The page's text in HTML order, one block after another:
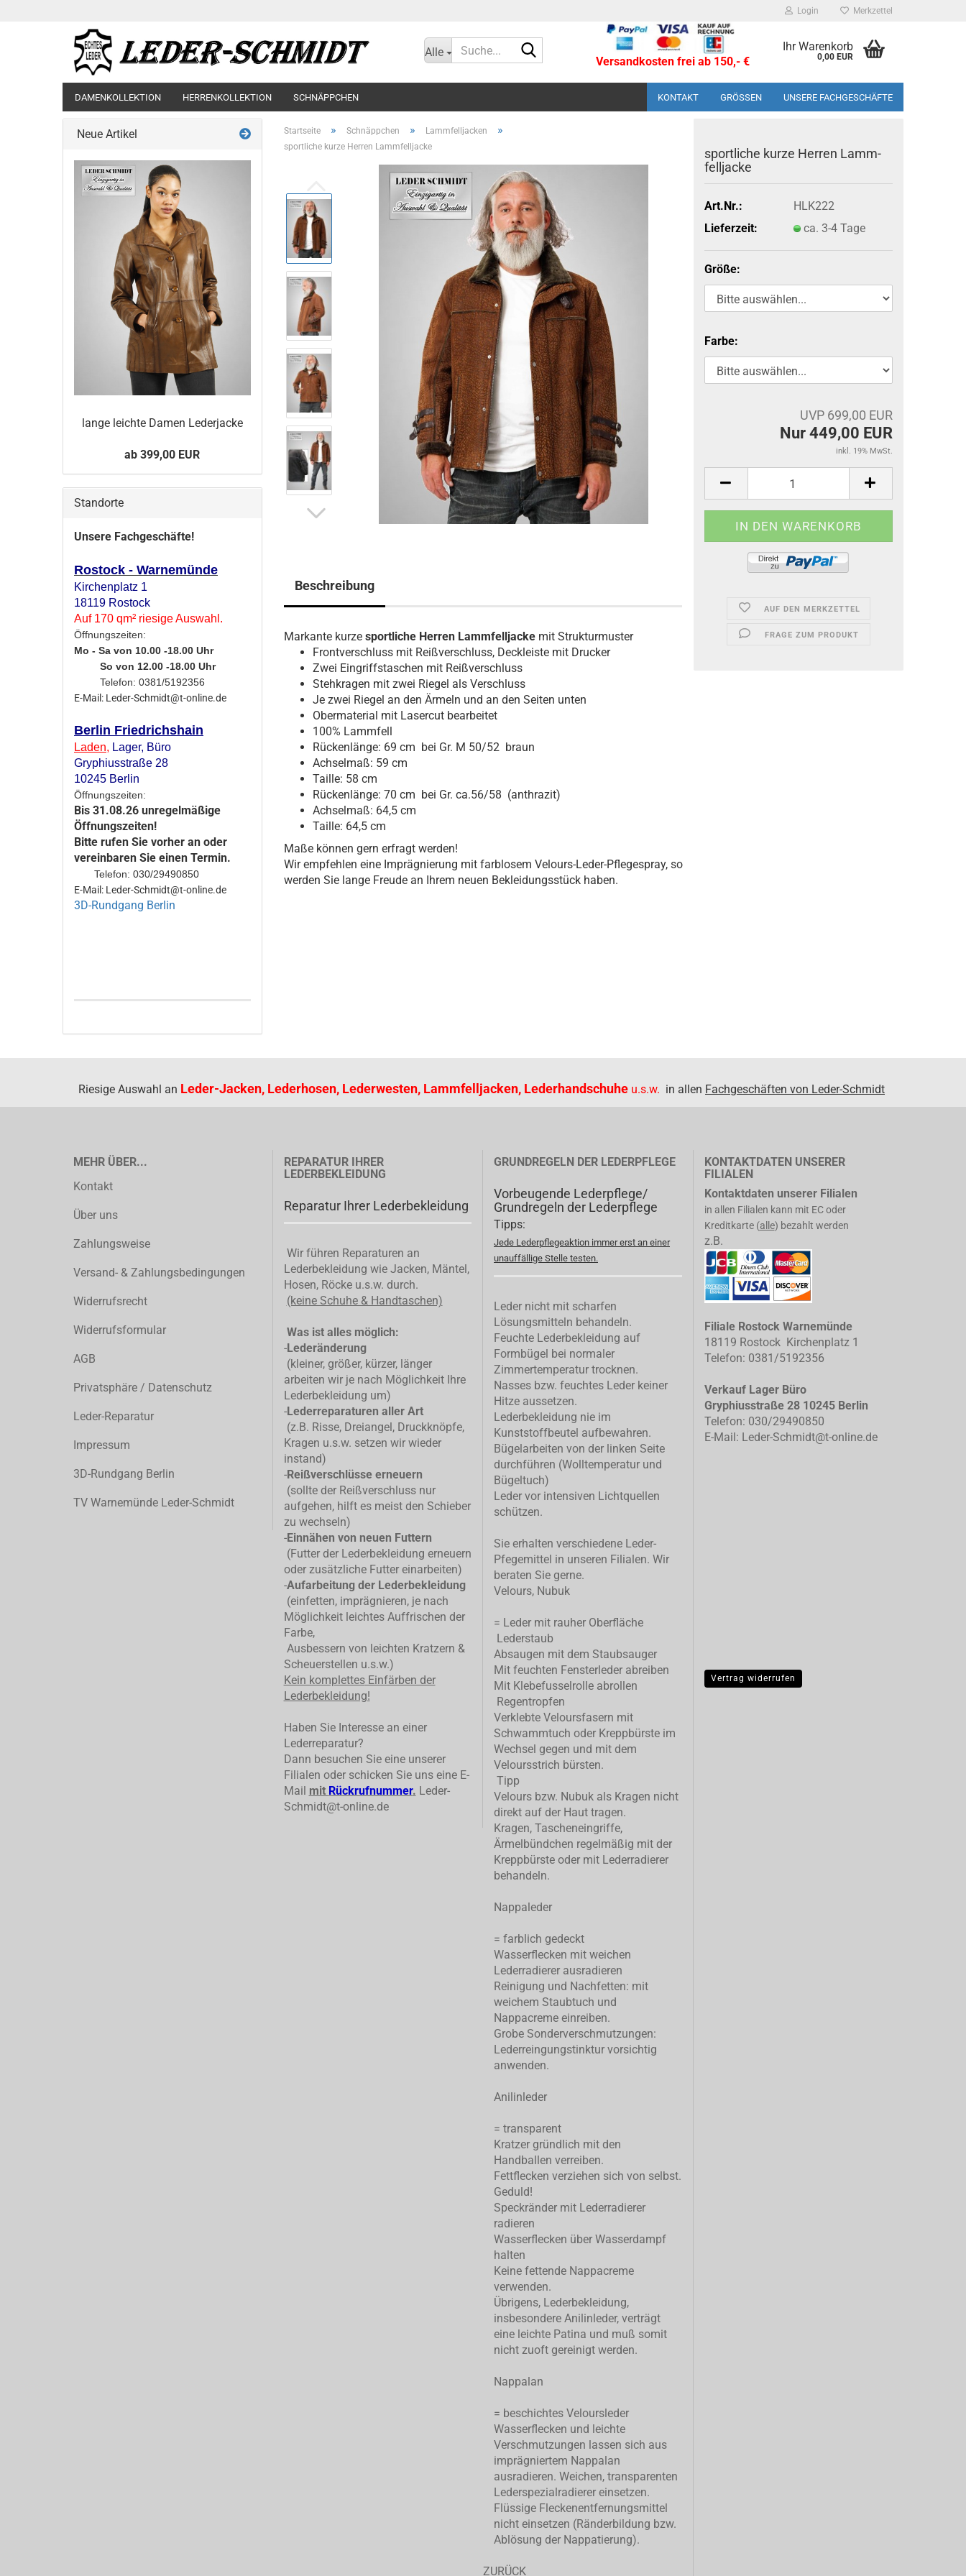
Login Merkzettel
Alle
Versandkosten frei ab 150,- €
Ihr Warenkorb
0,00 EUR
DAMENKOLLEKTION HERRENKOLLEKTION SCHNÄPPCHEN KONTAKT GRÖSSEN UNSERE FACHGESCHÄFTE
Startseite » Schnäppchen » Lammfelljacken »
sportliche kurze Herren Lammfelljacke
sport­li­che kurze Her­ren Lamm­
fell­ja­cke
Art.Nr.:
HLK222
Lieferzeit:
ca. 3-4 Tage
Größe:
Farbe:
UVP 699,00 EUR
Nur 449,00 EUR
inkl. 19% MwSt.
AUF DEN MERKZETTEL
FRAGE ZUM PRODUKT
Beschreibung
Markante kurze sportliche Herren Lammfelljackemit Strukturmuster
Frontverschluss mit Reißverschluss, Deckleiste mit Drucker
Zwei Eingriffstaschen mit Reißverschluss
Stehkragen mit zwei Riegel als Verschluss
Je zwei Riegel an den Ärmeln und an den Seiten unten
Obermaterial mit Lasercut bearbeitet
100% Lammfell
Rückenlänge: 69 cm bei Gr. M 50/52 braun
Achselmaß: 59 cm
Taille: 58 cm
Rückenlänge: 70 cm bei Gr. ca.56/58 (anthrazit)
Achselmaß: 64,5 cm
Taille: 64,5 cm
Maße können gern erfragt werden!
Wir empfehlen eine Imprägnierung mit farblosem Velours-Leder-Pflegespray, so
werden Sie lange Freude an Ihrem neuen Bekleidungsstück haben.
Neue Artikel
lange leich­te Damen Le­der­ja­cke
ab 399,00 EUR
Standorte
Unsere Fachgeschäfte!
Rostock - Warnemünde
Kirchenplatz 1
18119 Rostock
Auf 170 qm² riesige Auswahl.
Öffnungszeiten:
Mo - Sa von 10.00 -18.00 Uhr
So von 12.00 -18.00 Uhr
Telefon: 0381/5192356
E-Mail: Leder-Schmidt@t-online.de
Berlin Friedrichshain
Laden, Lager, Büro
Gryphiusstraße 28
10245 Berlin
Öffnungszeiten:
Bis 31.08.26 unregelmäßige
Öffnungszeiten!
Bitte rufen Sie vorher an oder
vereinbaren Sie einen Termin.
Telefon: 030/29490850
E-Mail: Leder-Schmidt@t-online.de
3D-Rundgang Berlin
Riesige Auswahl an Leder-Jacken, Lederhosen, Lederwesten, Lammfelljacken, Lederhandschuhe u.s.w. in allen Fachgeschäften von Leder-Schmidt
MEHR ÜBER...
Kontakt
Über uns
Zahlungsweise
Versand- & Zahlungsbedingungen
Widerrufsrecht
Widerrufsformular
AGB
Privatsphäre / Datenschutz
Leder-Reparatur
Impressum
3D-Rundgang Berlin
TV Warnemünde Leder-Schmidt
REPARATUR IHRER
LEDERBEKLEIDUNG
Reparatur Ihrer Lederbekleidung
Wir führen Reparaturen an
Lederbekleidung wie Jacken, Mäntel,
Hosen, Röcke u.s.w. durch.
(keine Schuhe & Handtaschen)
Was ist alles möglich:
-Lederänderung
(kleiner, größer, kürzer, länger
arbeiten wir je nach Möglichkeit Ihre
Lederbekleidung um)
-Lederreparaturen aller Art
(z.B. Risse, Dreiangel, Druckknöpfe,
Kragen u.s.w. setzen wir wieder
instand)
-Reißverschlüsse erneuern
(sollte der Reißverschluss nur
aufgehen, hilft es meist den Schieber
zu wechseln)
-Einnähen von neuen Futtern
(Futter der Lederbekleidung erneuern
oder zusätzliche Futter einarbeiten)
-Aufarbeitung der Lederbekleidung
(einfetten, imprägnieren, je nach
Möglichkeit leichtes Auffrischen der
Farbe,
Ausbessern von leichten Kratzern &
Scheuerstellen u.s.w.)
Kein komplettesEinfärben der
Lederbekleidung!
Haben Sie Interesse an einer
Lederreparatur?
Dann besuchen Sie eine unserer
Filialen oder schicken Sie uns eine E-
Mail mit Rückrufnummer. Leder-
Schmidt@t-online.de
GRUNDREGELN DER LEDERPFLEGE
Vorbeugende Lederpflege/
Grundregeln der Lederpflege
Tipps:
Jede Lederpflegeaktion immer erst an einer
unauffällige Stelle testen.
Leder nicht mit scharfen
Lösungsmitteln behandeln.
Feuchte Lederbekleidung auf
Formbügel bei normaler
Zimmertemperatur trocknen.
Nasses bzw. feuchtes Leder keiner
Hitze aussetzen.
Lederbekleidung nie im
Kunststoffbeutel aufbewahren.
Bügelarbeiten von der linken Seite
durchführen (Wolltemperatur und
Bügeltuch)
Leder vor intensiven Lichtquellen
schützen.
Sie erhalten verschiedene Leder-
Pfegemittel in unseren Filialen. Wir
beraten Sie gerne.
Velours, Nubuk
= Leder mit rauher Oberfläche
Lederstaub
Absaugen mit dem Staubsauger
Mit feuchten Fensterleder abreiben
Mit Klebefusselrolle abrollen
Regentropfen
Verklebte Veloursfasern mit
Schwammtuch oder Kreppbürste im
Wechsel gegen und mit dem
Veloursstrich bürsten.
Tipp
Velours bzw. Nubuk als Kragen nicht
direkt auf der Haut tragen.
Kragen, Tascheneingriffe,
Ärmelbündchen regelmäßig mit der
Kreppbürste oder mit Lederradierer
behandeln.
Nappaleder
= farblich gedeckt
Wasserflecken mit weichen
Lederradierer ausradieren
Reinigung und Nachfetten: mit
weichem Staubtuch und
Nappacreme einreiben.
Grobe Sonderverschmutzungen:
Lederreingungstinktur vorsichtig
anwenden.
Anilinleder
= transparent
Kratzer gründlich mit den
Handballen verreiben.
Fettflecken verziehen sich von selbst.
Geduld!
Speckränder mit Lederradierer
radieren
Wasserflecken über Wasserdampf
halten
Keine fettende Nappacreme
verwenden.
Übrigens, Lederbekleidung,
insbesondere Anilinleder, verträgt
eine leichte Patina und muß somit
nicht zuoft gereinigt werden.
Nappalan
= beschichtes Veloursleder
Wasserflecken und leichte
Verschmutzungen lassen sich aus
imprägniertem Nappalan
ausradieren. Weichen, transparenten
Lederspezialradierer einsetzen.
Flüssige Fleckenentfernungsmittel
nicht einsetzen (Ränderbildung bzw.
Ablösung der Nappatierung).
ZURÜCK
KONTAKTDATEN UNSERER
FILIALEN
Kontaktdaten unserer Filialen
in allen Filialen kann mit EC oder
Kreditkarte (alle) bezahlt werden
z.B.
Filiale Rostock Warnemünde
18119 Rostock Kirchenplatz 1
Telefon: 0381/5192356
Verkauf Lager Büro
Gryphiusstraße 28 10245 Berlin
Telefon: 030/29490850
E-Mail: Leder-Schmidt@t-online.de
Vertrag widerrufen